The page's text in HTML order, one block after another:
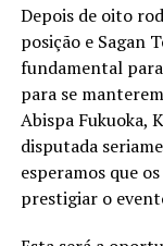
Depois de oito
posição e Sagan
fundamental
para se
Abispa Fukuoka,
disputada
esperamos que
prestigiar o